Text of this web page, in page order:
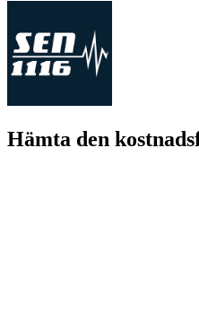
Hämta den